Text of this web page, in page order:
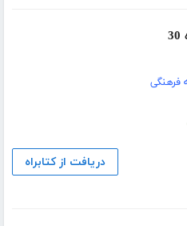
فرهنگی
دریافت از کتابراه